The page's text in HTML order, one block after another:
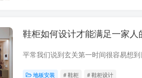
鞋柜如何设计才能满足一家人
地板安装 # 鞋柜 # 鞋柜设计